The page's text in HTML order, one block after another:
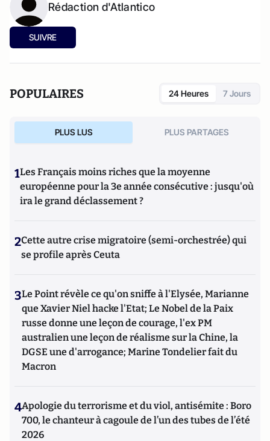
Rédaction d'Atlantico
SUIVRE
POPULAIRES 24 Heures 7 Jours
PLUS LUS PLUS PARTAGES
1Les Français moins riches que la moyenne
européenne pour la 3e année consécutive : jusqu'où
ira le grand déclassement ?
2Cette autre crise migratoire (semi-orchestrée) qui
se profile après Ceuta
3Le Point révèle ce qu'on sniffe à l'Elysée, Marianne
que Xavier Niel hacke l'Etat; Le Nobel de la Paix
russe donne une leçon de courage, l'ex PM
australien une leçon de réalisme sur la Chine, la
DGSE une d'arrogance; Marine Tondelier fait du
Macron
4Apologie du terrorisme et du viol, antisémite : Boro
700, le chanteur à cagoule de l’un des tubes de l’été
2026